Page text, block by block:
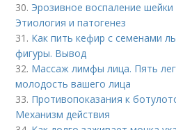
30. Эрозивное воспаление
Этиология и патогенез
31. Как пить кефир с семенами
фигуры. Вывод
32. Массаж лимфы лица. Пять
молодость вашего лица
33. Противопоказания к
Механизм действия